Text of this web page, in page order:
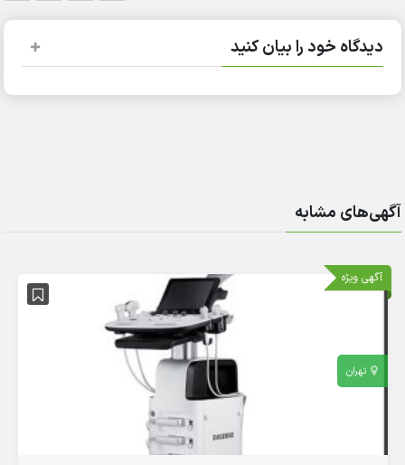
دیدگاه خود را بیان کنید
آگهی‌های مشابه
آگهی ویژه
تهران